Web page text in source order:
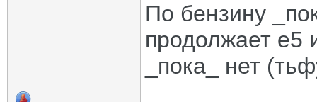
По бензину
продолжает е5
_пока_ нет